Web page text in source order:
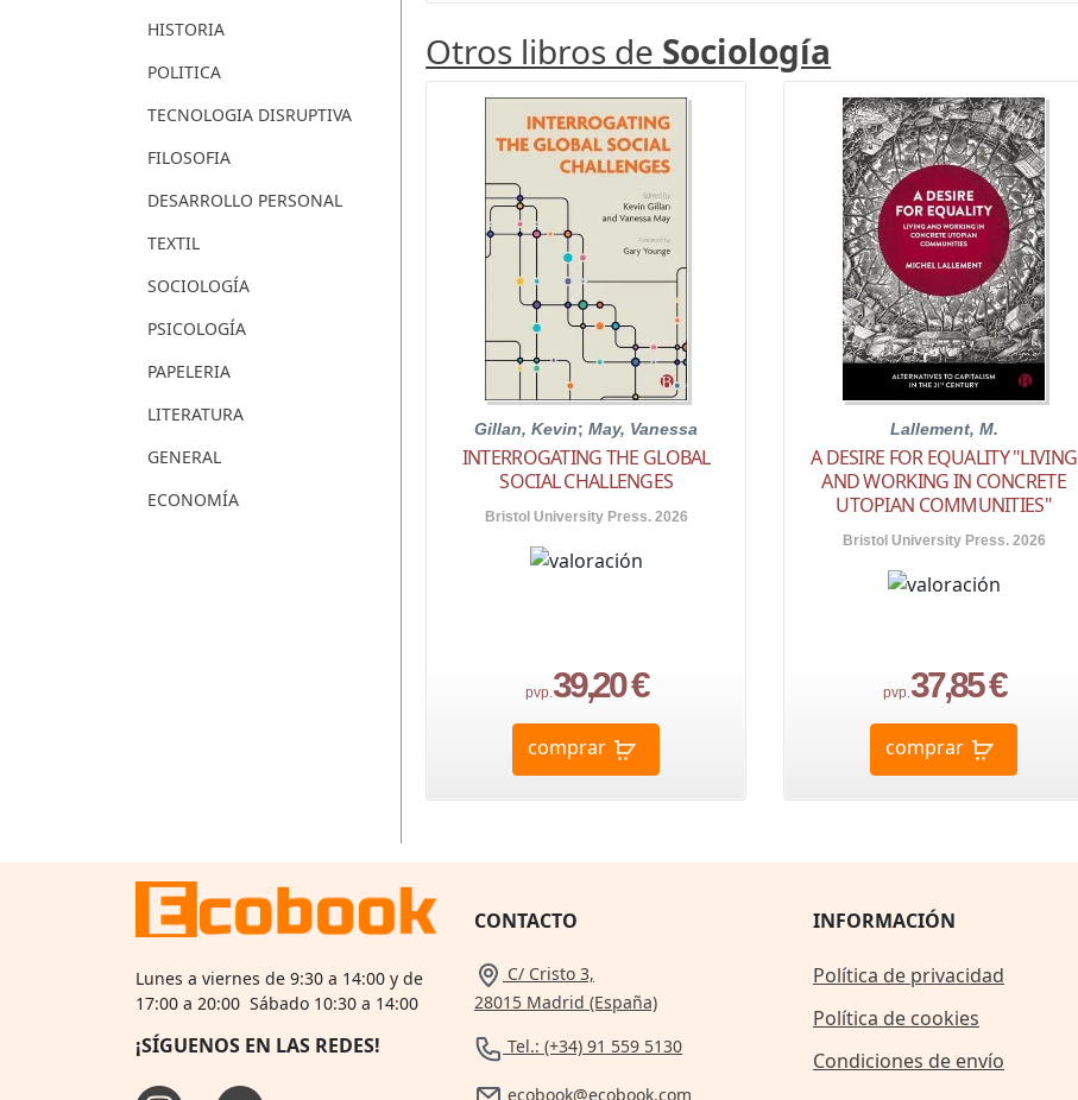
HISTORIA
POLITICA
TECNOLOGIA DISRUPTIVA
FILOSOFIA
DESARROLLO PERSONAL
TEXTIL
SOCIOLOGÍA
PSICOLOGÍA
PAPELERIA
LITERATURA
GENERAL
ECONOMÍA
Otros libros de Sociología
Gillan, Kevin;May, Vanessa
INTERROGATING THE GLOBAL
SOCIAL CHALLENGES
Bristol University Press. 2026
pvp.39,20 €
comprar
Lallement, M.
A DESIRE FOR EQUALITY "LIVING
AND WORKING IN CONCRETE
UTOPIAN COMMUNITIES"
Bristol University Press. 2026
pvp.37,85 €
comprar
Lunes a viernes de 9:30 a 14:00 y de
17:00 a 20:00 Sábado 10:30 a 14:00
¡SÍGUENOS EN LAS REDES!
CONTACTO
C/ Cristo 3,
28015 Madrid (España)
Tel.: (+34) 91 559 5130
ecobook@ecobook.com
INFORMACIÓN
Política de privacidad
Política de cookies
Condiciones de envío